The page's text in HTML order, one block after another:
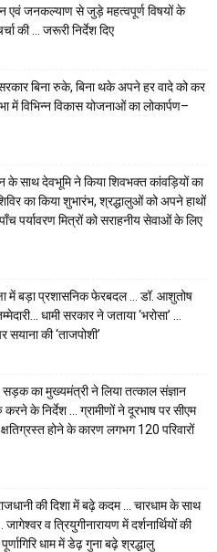
एवं जनकल्याण से जुड़े महत्वपूर्ण विषयों के
की … जरूरी निर्देश दिए
बिना रुके, बिना थके अपने हर वादे को कर
में विभिन्न विकास योजनाओं का लोकार्पण–
के साथ देवभूमि ने किया शिवभक्त कांवड़ियों का
का किया शुभारंभ, श्रद्धालुओं को अपने हाथों
पर्यावरण मित्रों को सराहनीय सेवाओं के लिए
में बड़ा प्रशासनिक फेरबदल … डॉ. आशुतोष
धामी सरकार ने जताया ‘भरोसा’ …
सयाना की ‘ताजपोशी’
का मुख्यमंत्री ने लिया तत्काल संज्ञान
के निर्देश … ग्रामीणों ने दूरभाष पर सीएम
होने के कारण लगभग 120 परिवारों
की दिशा में बढ़े कदम … चारधाम के साथ
व त्रियुगीनारायण में दर्शनार्थियों की
धाम में डेढ़ गुना बढ़े श्रद्धालु